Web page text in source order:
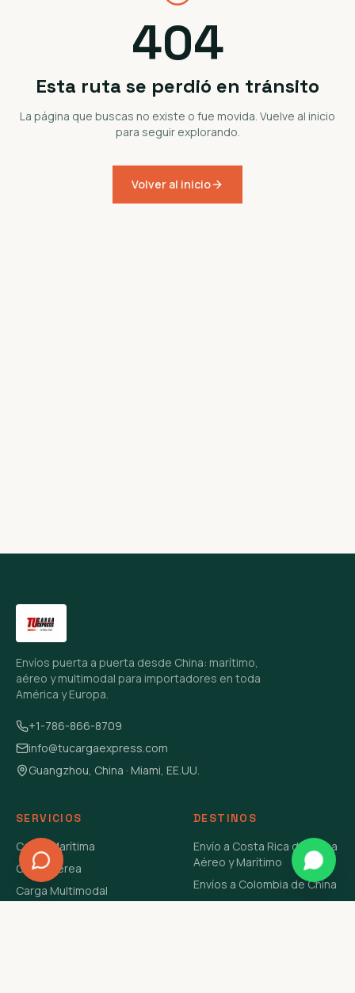
404
Esta ruta se perdió en tránsito
La página que buscas no existe o fue movida. Vuelve al inicio
para seguir explorando.
Volver al inicio
Envíos puerta a puerta desde China: marítimo,
aéreo y multimodal para importadores en toda
América y Europa.
+1-786-866-8709
info@tucargaexpress.com
Guangzhou, China · Miami, EE.UU.
SERVICIOS
Carga Marítima
Carga Aérea
Carga Multimodal
DESTINOS
Envío a Costa Rica de China
Aéreo y Marítimo
Envíos a Colombia de China